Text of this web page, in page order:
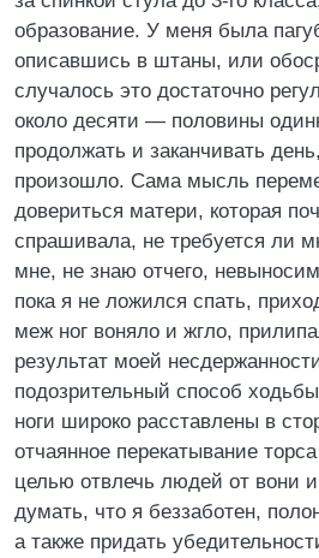
образование. У меня была
описавшись в штаны, или
случалось это достаточно
около десяти — половины
продолжать и заканчивать
произошло. Сама мысль
довериться матери, которая
спрашивала, не требуется ли
мне, не знаю отчего,
пока я не ложился спать,
меж ног воняло и жгло,
результат моей
подозрительный способ
ноги широко расставлены в
отчаянное перекатывание
целью отвлечь людей от вони и
думать, что я беззаботен,
а также придать